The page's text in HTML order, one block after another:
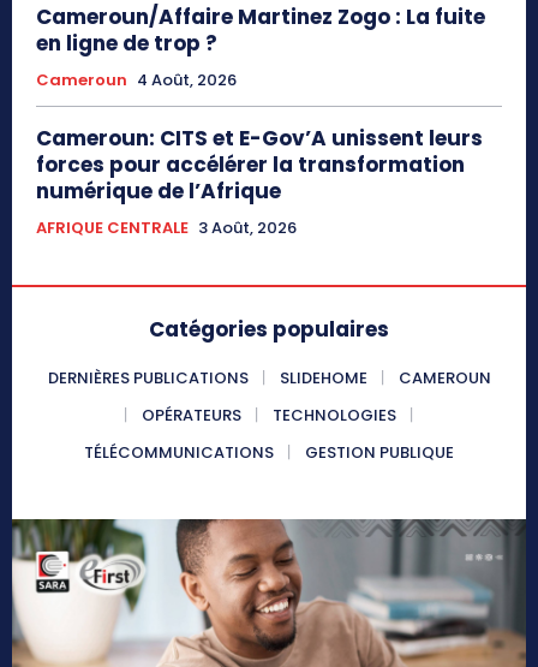
Cameroun/Affaire Martinez Zogo : La fuite
en ligne de trop ?
Cameroun 4 Août, 2026
Cameroun: CITS et E-Gov’A unissent leurs
forces pour accélérer la transformation
numérique de l’Afrique
AFRIQUE CENTRALE 3 Août, 2026
Catégories populaires
DERNIÈRES PUBLICATIONS SLIDEHOME
CAMEROUN
OPÉRATEURS
TECHNOLOGIES
TÉLÉCOMMUNICATIONS
GESTION PUBLIQUE